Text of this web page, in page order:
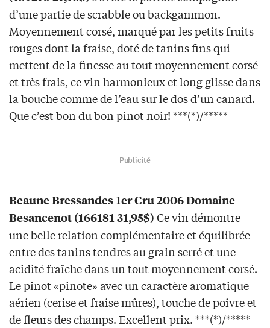
d’une partie de scrabble ou backgammon.
Moyennement corsé, marqué par les petits fruits
rouges dont la fraise, doté de tanins fins qui
mettent de la finesse au tout moyennement corsé
et très frais, ce vin harmonieux et long glisse dans
la bouche comme de l’eau sur le dos d’un canard.
Que c’est bon du bon pinot noir! ***(*)/*****
Publicité
Beaune Bressandes 1er Cru 2006 Domaine
Besancenot (166181 31,95$) Ce vin démontre
une belle relation complémentaire et équilibrée
entre des tanins tendres au grain serré et une
acidité fraîche dans un tout moyennement corsé.
Le pinot «pinote» avec un caractère aromatique
aérien (cerise et fraise mûres), touche de poivre et
de fleurs des champs. Excellent prix. ***(*)/*****